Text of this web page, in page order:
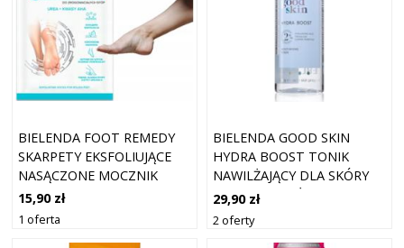
BIELENDA FOOT REMEDY
SKARPETY EKSFOLIUJĄCE
NASĄCZONE MOCZNIK
KWASY AHA PARA
15,90 zł
1 oferta
BIELENDA GOOD SKIN
HYDRA BOOST TONIK
NAWILŻAJĄCY DLA SKÓRY
SUCHEJ I WRAŻLIWEJ 200 ML
29,90 zł
2 oferty